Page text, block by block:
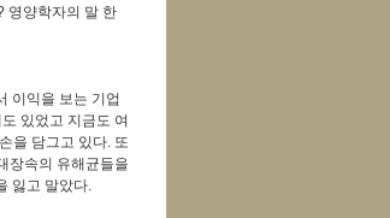
영양학자의 말 한
이익을 보는 기업
있었고 지금도 여
을 담그고 있다. 또
장속의 유해균들을
잃고 말았다.